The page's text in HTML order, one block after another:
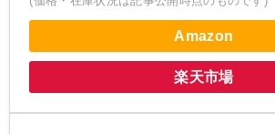
Amazon
楽天市場